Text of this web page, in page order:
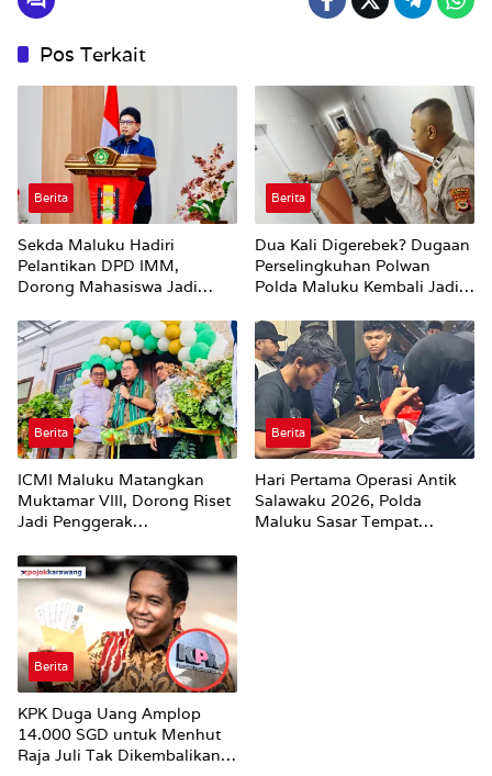
Pos Terkait
Berita
Sekda Maluku Hadiri
Pelantikan DPD IMM,
Dorong Mahasiswa Jadi
Strategis Pemerintah
Berita
Dua Kali Digerebek? Dugaan
Perselingkuhan Polwan
Polda Maluku Kembali Jadi
Berita
ICMI Maluku Matangkan
Muktamar VIII, Dorong Riset
Jadi Penggerak
Berita
Hari Pertama Operasi Antik
Salawaku 2026, Polda
Maluku Sasar Tempat
Berita
KPK Duga Uang Amplop
14.000 SGD untuk Menhut
Raja Juli Tak Dikembalikan